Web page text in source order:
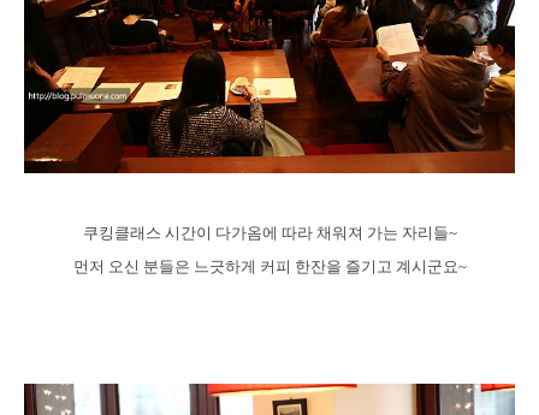
쿠킹클래스 시간이 다가옴에 따라 채워져 가는 자리들~
먼저 오신 분들은 느긋하게 커피 한잔을 즐기고 계시군요~